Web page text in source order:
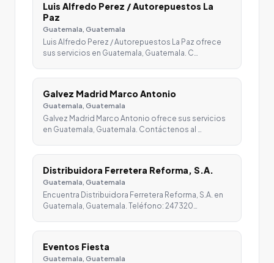
Luis Alfredo Perez / Autorepuestos La
Paz
Guatemala, Guatemala
Luis Alfredo Perez / Autorepuestos La Paz ofrece
sus servicios en Guatemala, Guatemala. C…
Galvez Madrid Marco Antonio
Guatemala, Guatemala
Galvez Madrid Marco Antonio ofrece sus servicios
en Guatemala, Guatemala. Contáctenos al …
Distribuidora Ferretera Reforma, S.A.
Guatemala, Guatemala
Encuentra Distribuidora Ferretera Reforma, S.A. en
Guatemala, Guatemala. Teléfono: 247320…
Eventos Fiesta
Guatemala, Guatemala